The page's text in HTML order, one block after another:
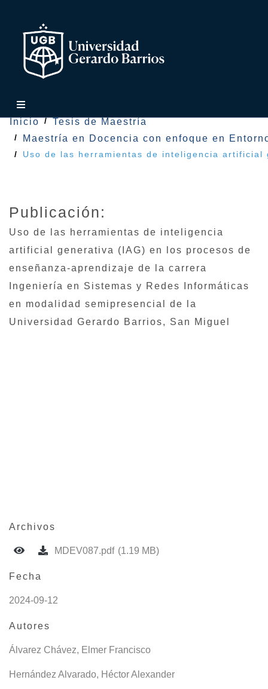
Inicio
Tesis de Maestría
Maestría en Docencia con enfoque en
Uso de las herramientas de inteligencia artificial
Publicación:
Uso de las herramientas de inteligencia
artificial generativa (IAG) en los procesos de
enseñanza-aprendizaje de la carrera
Ingeniería en Sistemas y Redes Informáticas
en modalidad semipresencial de la
Universidad Gerardo Barrios, San Miguel
Archivos
MDEV087.pdf (1.19 MB)
Fecha
2024-09-12
Autores
Álvarez Chávez, Elmer Francisco
Hernández Alvarado, Héctor Alexander